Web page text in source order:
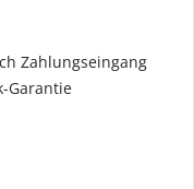
Zahlungseingang
Garantie